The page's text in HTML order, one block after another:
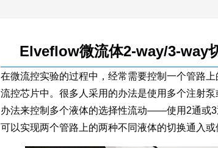
Elveflow微流体2-way/3-way
在微流控实验的过程中，经常需要控制一个管路
流控芯片中。很多人采用的办法是使用多个注射
办法来控制多个液体的选择性流动——使用2通或
可以实现两个管路上的两种不同液体的切换通入或